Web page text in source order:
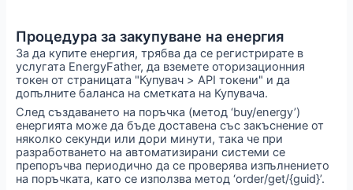
Процедура за закупуване на енергия
За да купите енергия, трябва да се регистрирате в
услугата EnergyFather, да вземете оторизационния
токен от страницата "Купувач > API токени" и да
допълните баланса на сметката на Купувача.
След създаването на поръчка (метод ‘buy/energy’)
енергията може да бъде доставена със закъснение от
няколко секунди или дори минути, така че при
разработването на автоматизирани системи се
препоръчва периодично да се проверява изпълнението
на поръчката, като се използва метод ‘order/get/{guid}’.